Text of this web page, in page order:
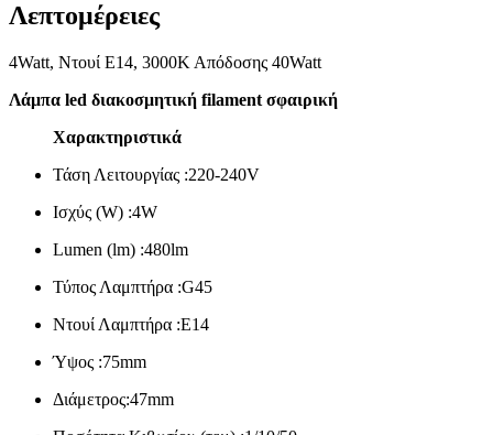
Λεπτομέρειες
4Watt, Ντουί E14, 3000Κ Απόδοσης 40Watt
Λάμπα led διακοσμητική filament σφαιρική
Χαρακτηριστικά
Τάση Λειτουργίας :220-240V
Ισχύς (W) :4W
Lumen (lm) :480lm
Τύπος Λαμπτήρα :G45
Ντουί Λαμπτήρα :E14
Ύψος :75mm
Διάμετρος:47mm